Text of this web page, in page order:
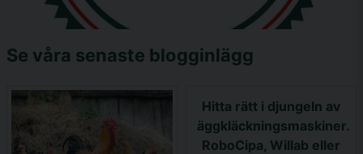
Se våra senaste blogginlägg
Hitta rätt i djungeln av
äggkläckningsmaskiner.
RoboCipa, Willab eller